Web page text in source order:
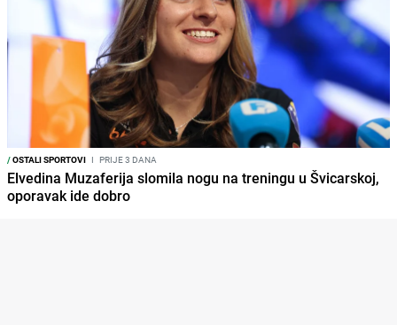
/OSTALI SPORTOVI I PRIJE 3 DANA
Elvedina Muzaferija slomila nogu na treningu u Švicarskoj,
oporavak ide dobro